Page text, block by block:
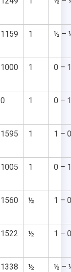
1159 1 ½ –
1000 1 0 – 1
0 1 0 – 1
1595 1 1 – 0
1005 1 0 – 1
1560 ½ 1 – 0
1522 ½ 1 – 0
1338 ½ ½ –